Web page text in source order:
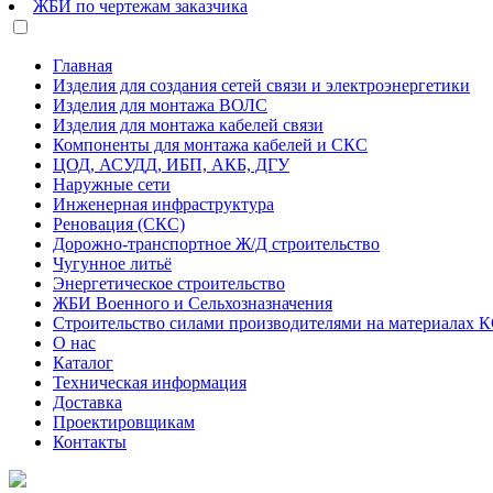
ЖБИ по чертежам заказчика
Главная
Изделия для создания сетей связи и электроэнергетики
Изделия для монтажа ВОЛС
Изделия для монтажа кабелей связи
Компоненты для монтажа кабелей и СКС
ЦОД, АСУДД, ИБП, АКБ, ДГУ
Наружные сети
Инженерная инфраструктура
Реновация (СКС)
Дорожно-транспортное Ж/Д строительство
Чугунное литьё
Энергетическое строительство
ЖБИ Военного и Сельхозназначения
Строительство силами производителями на материалах
О нас
Каталог
Техническая информация
Доставка
Проектировщикам
Контакты